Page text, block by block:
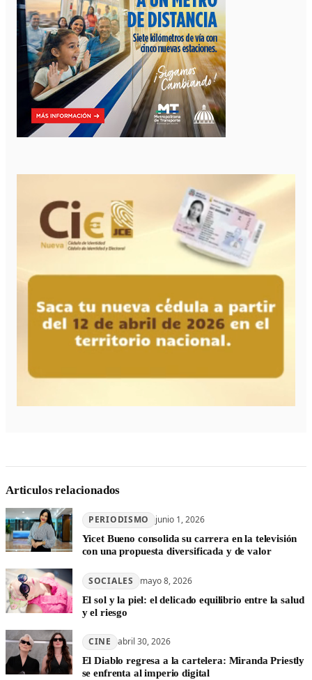
Articulos relacionados
PERIODISMO junio 1, 2026
Yicet Bueno consolida su carrera en la televisión
con una propuesta diversificada y de valor
SOCIALES mayo 8, 2026
El sol y la piel: el delicado equilibrio entre la salud
y el riesgo
CINE abril 30, 2026
El Diablo regresa a la cartelera: Miranda Priestly
se enfrenta al imperio digital